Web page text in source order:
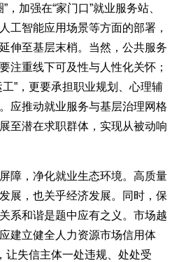
，加强在“家门口”就业服务站、
工智能应用场景等方面的部署，
伸至基层末梢。当然，公共服务
注重线下可及性与人性化关怀；
”，更要承担职业规划、心理辅
应推动就业服务与基层治理网格
至潜在求职群体，实现从被动响
，净化就业生态环境。高质量
展，也关乎经济发展。同时，保
系和谐是题中应有之义。市场越
建立健全人力资源市场信用体
让失信主体一处违规、处处受